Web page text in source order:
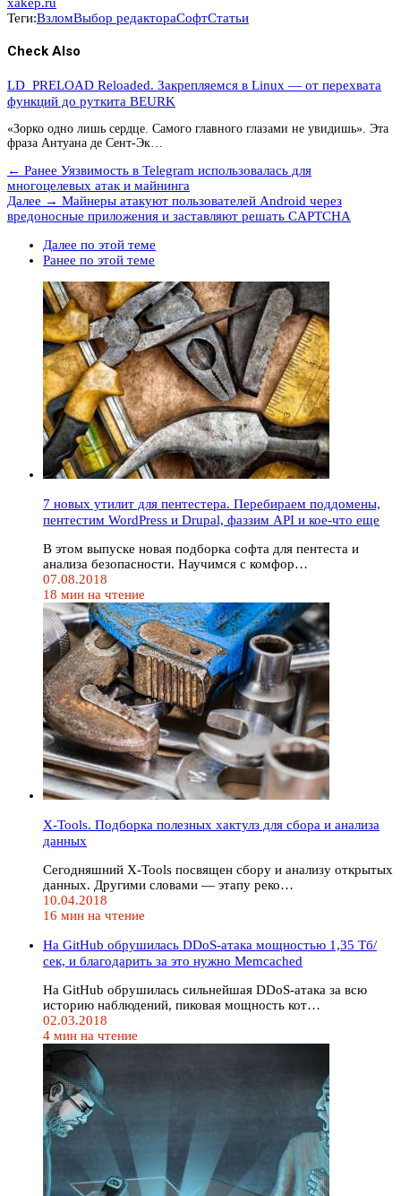
Теги:ВзломВыбор редактораСофтСтатьи
Check Also
LD_PRELOAD Reloaded. Закрепляемся в Linux — от перехвата
функций до руткита BEURK
«Зорко одно лишь сердце. Самого главного глазами не увидишь». Эта
фраза Антуана де Сент-Эк…
← Ранее Уязвимость в Telegram использовалась для
многоцелевых атак и майнинга
Далее → Майнеры атакуют пользователей Android через
вредоносные приложения и заставляют решать CAPTCHA
Далее по этой теме
Ранее по этой теме
7 новых утилит для пентестера. Перебираем поддомены,
пентестим WordPress и Drupal, фаззим API и кое-что еще
В этом выпуске новая подборка софта для пентеста и
анализа безопасности. Научимся с комфор…
07.08.2018
18 мин на чтение
X-Tools. Подборка полезных хактулз для сбора и анализа
данных
Сегодняшний X-Tools посвящен сбору и анализу открытых
данных. Другими словами — этапу реко…
10.04.2018
16 мин на чтение
На GitHub обрушилась DDoS-атака мощностью 1,35 Тб/
сек, и благодарить за это нужно Memcached
На GitHub обрушилась сильнейшая DDoS-атака за всю
историю наблюдений, пиковая мощность кот…
02.03.2018
4 мин на чтение